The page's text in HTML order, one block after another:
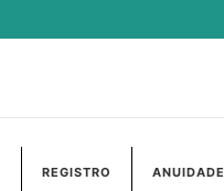
REGISTRO ANUIDADE